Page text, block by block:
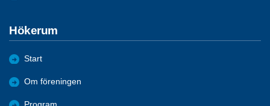
Hökerum
Start
Om föreningen